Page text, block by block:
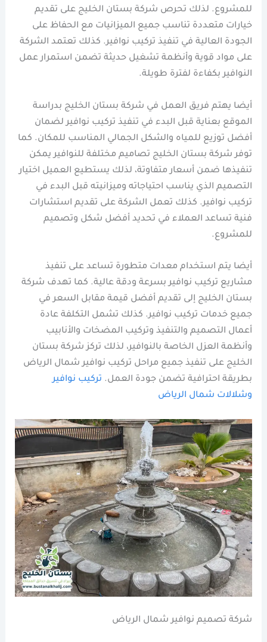
للمشروع. لذلك تحرص شركة بستان الخليج على تقديم
خيارات متعددة تناسب جميع الميزانيات مع الحفاظ على
الجودة العالية في تنفيذ تركيب نوافير. كذلك تعتمد الشركة
على مواد قوية وأنظمة تشغيل حديثة تضمن استمرار عمل
النوافير بكفاءة لفترة طويلة.
أيضا يهتم فريق العمل في شركة بستان الخليج بدراسة
الموقع بعناية قبل البدء في تنفيذ تركيب نوافير لضمان
أفضل توزيع للمياه والشكل الجمالي المناسب للمكان. كما
توفر شركة بستان الخليج تصاميم مختلفة للنوافير يمكن
تنفيذها ضمن أسعار متفاوتة، لذلك يستطيع العميل اختيار
التصميم الذي يناسب احتياجاته وميزانيته قبل البدء في
تركيب نوافير. كذلك تعمل الشركة على تقديم استشارات
فنية تساعد العملاء في تحديد أفضل شكل وتصميم
للمشروع.
أيضا يتم استخدام معدات متطورة تساعد على تنفيذ
مشاريع تركيب نوافير بسرعة ودقة عالية. كما تهدف شركة
بستان الخليج إلى تقديم أفضل قيمة مقابل السعر في
جميع خدمات تركيب نوافير. كذلك تشمل التكلفة عادة
أعمال التصميم والتنفيذ وتركيب المضخات والأنابيب
وأنظمة العزل الخاصة بالنوافير، لذلك تركز شركة بستان
الخليج على تنفيذ جميع مراحل تركيب نوافير شمال الرياض
بطريقة احترافية تضمن جودة العمل. تركيب نوافير
وشلالات شمال الرياض
شركة تصميم نوافير شمال الرياض